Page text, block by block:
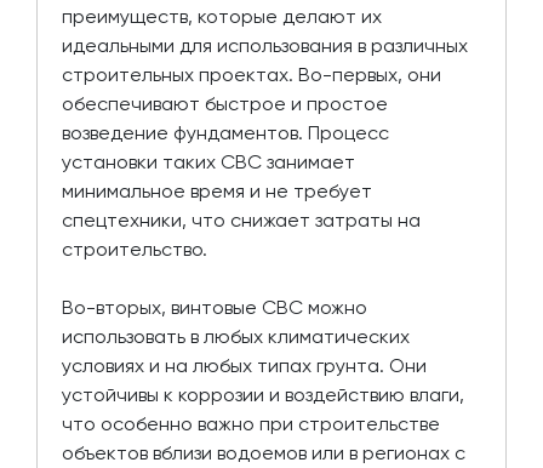
преимуществ, которые делают их
идеальными для использования в различных
строительных проектах. Во-первых, они
обеспечивают быстрое и простое
возведение фундаментов. Процесс
установки таких СВС занимает
минимальное время и не требует
спецтехники, что снижает затраты на
строительство.
Во-вторых, винтовые СВС можно
использовать в любых климатических
условиях и на любых типах грунта. Они
устойчивы к коррозии и воздействию влаги,
что особенно важно при строительстве
объектов вблизи водоемов или в регионах с